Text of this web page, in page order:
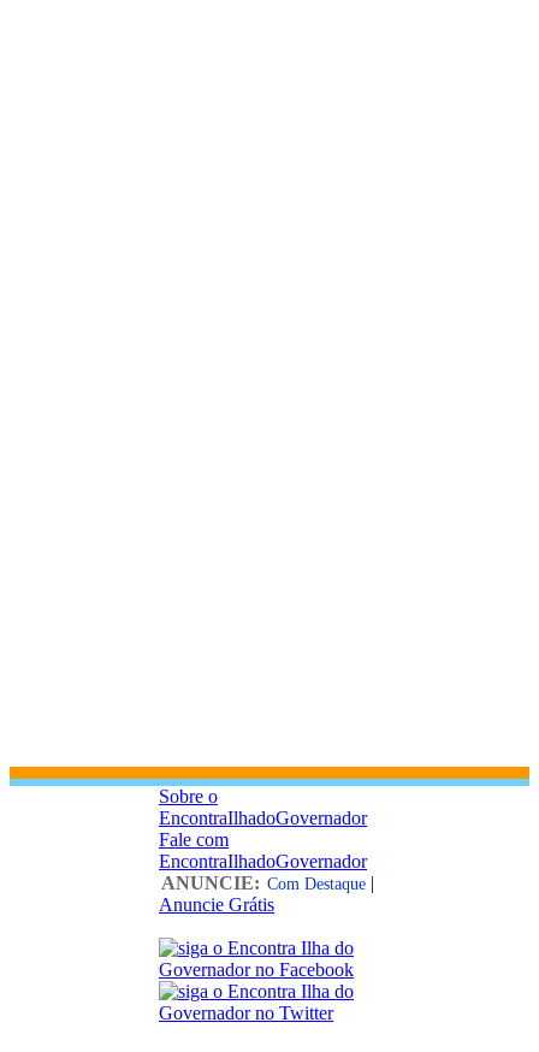
Sobre o
EncontraIlhadoGovernador
Fale com
EncontraIlhadoGovernador
ANUNCIE: Com Destaque |
Anuncie Grátis